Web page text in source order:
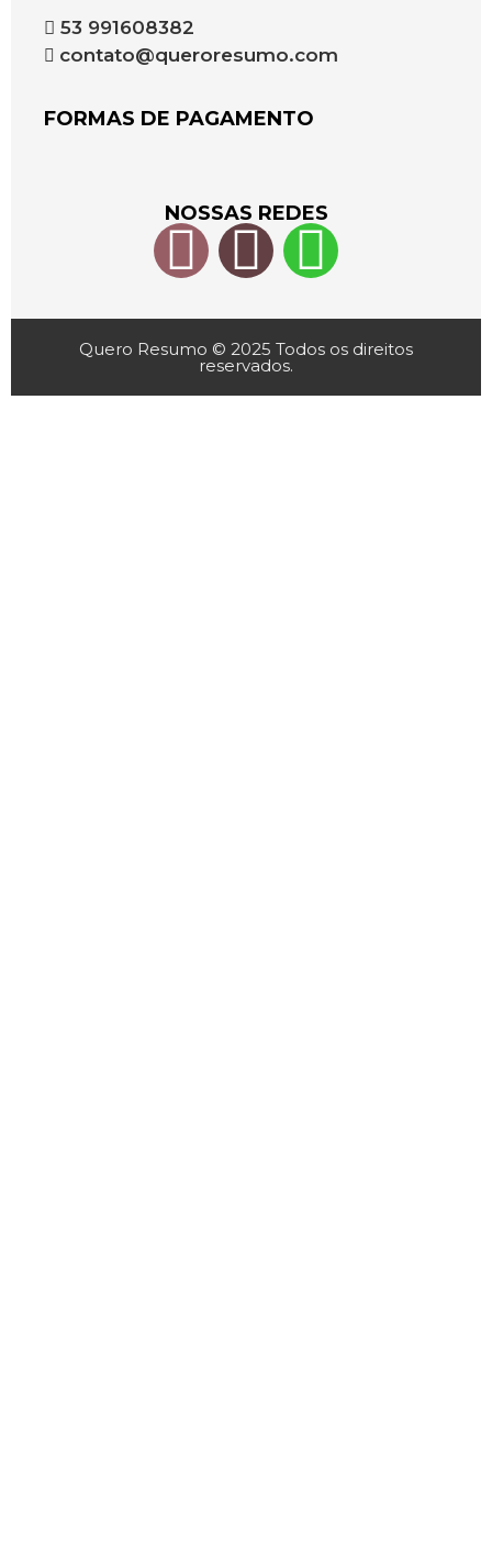
53 991608382
contato@queroresumo.com
FORMAS DE PAGAMENTO
NOSSAS REDES
Quero Resumo © 2025 Todos os direitos
reservados.